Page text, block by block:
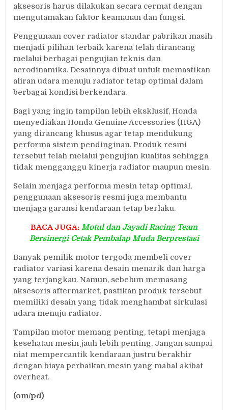
aksesoris harus dilakukan secara cermat dengan
mengutamakan faktor keamanan dan fungsi.
Penggunaan cover radiator standar pabrikan masih
menjadi pilihan terbaik karena telah dirancang
melalui berbagai pengujian teknis dan
aerodinamika. Desainnya dibuat untuk memastikan
aliran udara menuju radiator tetap optimal dalam
berbagai kondisi berkendara.
Bagi yang ingin tampilan lebih eksklusif, Honda
menyediakan Honda Genuine Accessories (HGA)
yang dirancang khusus agar tetap mendukung
performa sistem pendinginan. Produk resmi
tersebut telah melalui pengujian kualitas sehingga
tidak mengganggu kinerja radiator maupun mesin.
Selain menjaga performa mesin tetap optimal,
penggunaan aksesoris resmi juga membantu
menjaga garansi kendaraan tetap berlaku.
BACA JUGA: Motul dan Jayadi Racing Team
Bersinergi Cetak Pembalap Muda Berprestasi
Banyak pemilik motor tergoda membeli cover
radiator variasi karena desain menarik dan harga
yang terjangkau. Namun, sebelum memasang
aksesoris aftermarket, pastikan produk tersebut
memiliki desain yang tidak menghambat sirkulasi
udara menuju radiator.
Tampilan motor memang penting, tetapi menjaga
kesehatan mesin jauh lebih penting. Jangan sampai
niat mempercantik kendaraan justru berakhir
dengan biaya perbaikan mesin yang mahal akibat
overheat.
(om/pd)